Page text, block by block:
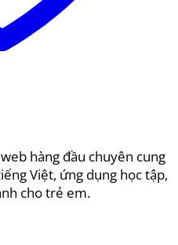
hàng đầu chuyên cung
Việt, ứng dụng học tập,
cho trẻ em.